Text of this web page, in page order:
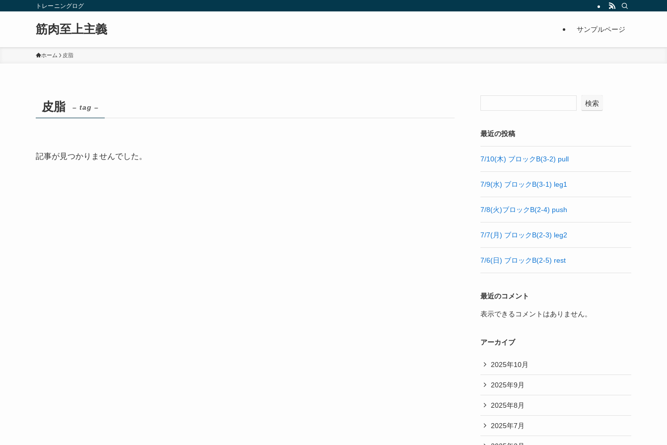
トレーニングログ
筋肉至上主義 サンプルページ
ホーム 皮脂
皮脂 – tag –
記事が見つかりませんでした。
検索
最近の投稿
7/10(木) ブロックB(3-2) pull
7/9(水) ブロックB(3-1) leg1
7/8(火)ブロックB(2-4) push
7/7(月) ブロックB(2-3) leg2
7/6(日) ブロックB(2-5) rest
最近のコメント
表示できるコメントはありません。
アーカイブ
2025年10月
2025年9月
2025年8月
2025年7月